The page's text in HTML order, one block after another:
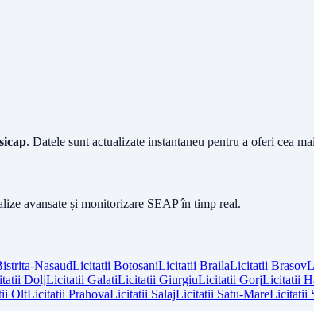
. Datele sunt actualizate instantaneu pentru a oferi cea
avansate și monitorizare SEAP în timp real.
NasaudLicitatii BotosaniLicitatii BrailaLicitatii Brasov
DoljLicitatii GalatiLicitatii GiurgiuLicitatii GorjLicitatii
OltLicitatii PrahovaLicitatii SalajLicitatii Satu-MareLicitatii